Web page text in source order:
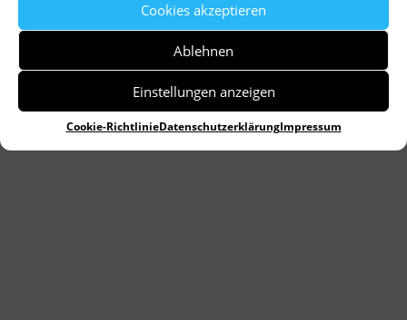
Cookies akzeptieren
Ablehnen
Einstellungen anzeigen
Cookie-RichtlinieDatenschutzerklärungImpressum